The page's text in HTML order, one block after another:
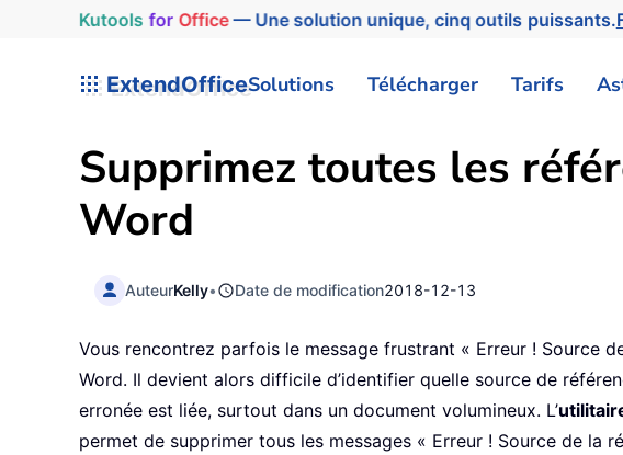
Kutools for Office— Une solution unique, cinq outils puissants.
ExtendOfficeSolutions Télécharger Tarifs
Supprimez toutes les
Word
AuteurKelly• Date de modification2018-12-13
Vous rencontrez parfois le message frustrant « Erreur ! Source
Word. Il devient alors difficile d’identifier quelle source de
erronée est liée, surtout dans un document volumineux. L’
permet de supprimer tous les messages « Erreur ! Source de la